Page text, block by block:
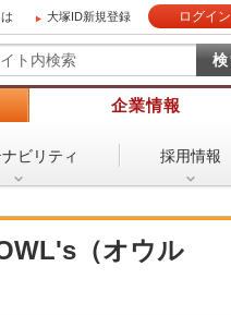
大塚ID新規登録 ログイン
企業情報
ビリティ 採用情報
（オウル